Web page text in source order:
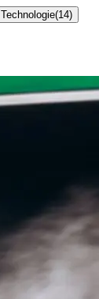
Technologie(14)